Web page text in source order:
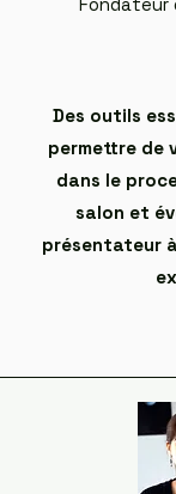
Des outils
permettre de
dans le
salon et
présentateur